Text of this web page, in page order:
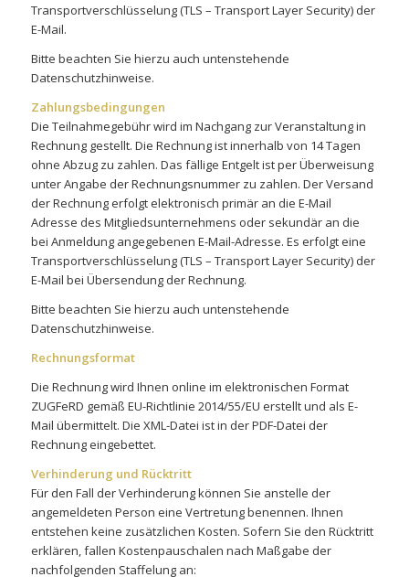
Transportverschlüsselung (TLS – Transport Layer Security) der
E-Mail.
Bitte beachten Sie hierzu auch untenstehende
Datenschutzhinweise.
Zahlungsbedingungen
Die Teilnahmegebühr wird im Nachgang zur Veranstaltung in
Rechnung gestellt. Die Rechnung ist innerhalb von 14 Tagen
ohne Abzug zu zahlen. Das fällige Entgelt ist per Überweisung
unter Angabe der Rechnungsnummer zu zahlen. Der Versand
der Rechnung erfolgt elektronisch primär an die E-Mail
Adresse des Mitgliedsunternehmens oder sekundär an die
bei Anmeldung angegebenen E-Mail-Adresse. Es erfolgt eine
Transportverschlüsselung (TLS – Transport Layer Security) der
E-Mail bei Übersendung der Rechnung.
Bitte beachten Sie hierzu auch untenstehende
Datenschutzhinweise.
Rechnungsformat
Die Rechnung wird Ihnen online im elektronischen Format
ZUGFeRD gemäß EU-Richtlinie 2014/55/EU erstellt und als E-
Mail übermittelt. Die XML-Datei ist in der PDF-Datei der
Rechnung eingebettet.
Verhinderung und Rücktritt
Für den Fall der Verhinderung können Sie anstelle der
angemeldeten Person eine Vertretung benennen. Ihnen
entstehen keine zusätzlichen Kosten. Sofern Sie den Rücktritt
erklären, fallen Kostenpauschalen nach Maßgabe der
nachfolgenden Staffelung an: